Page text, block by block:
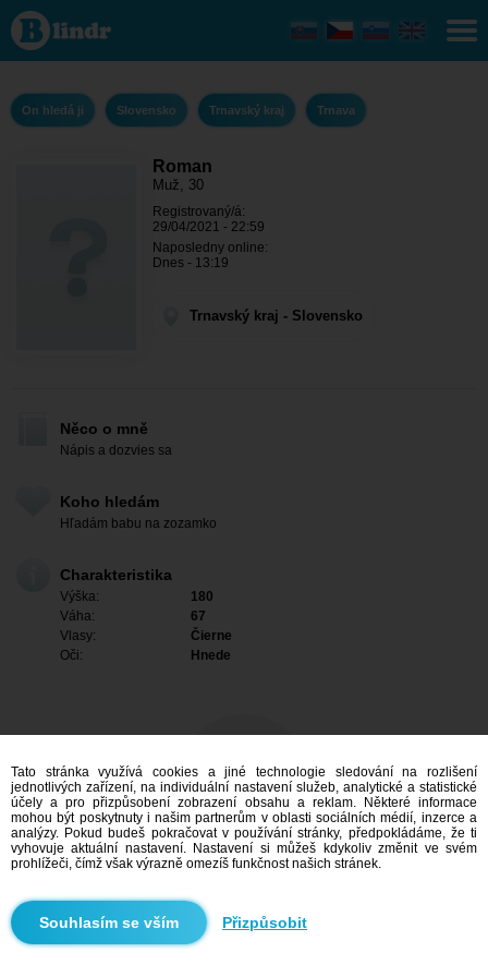
Roman -
On hledá
Trnavský
Trnava
On hledá ji Slovensko Trnavský kraj Trnava
Roman
Muž, 30
Registrovaný/á:
29/04/2021 - 22:59
Naposledny online:
Dnes - 13:19
Trnavský kraj - Slovensko
Něco o mně
Nápis a dozvies sa
Koho hledám
Hľadám babu na zozamko
Charakteristika
Výška:
180
Váha:
67
Vlasy:
Čierne
Oči:
Hnede
Mám zájem
Vyhledávání
Tato stránka využívá cookies a jiné technologie sledování na rozlišení
jednotlivých zařízení, na individuální nastavení služeb, analytické a statistické
účely a pro přizpůsobení zobrazení obsahu a reklam. Některé informace
mohou být poskytnuty i našim partnerům v oblasti sociálních médií, inzerce a
analýzy. Pokud budeš pokračovat v používání stránky, předpokládáme, že ti
vyhovuje aktuální nastavení. Nastavení si můžeš kdykoliv změnit ve svém
prohlížeči, čímž však výrazně omezíš funkčnost našich stránek.
Přizpůsobit